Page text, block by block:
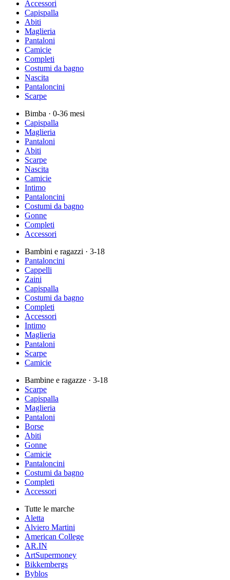
Accessori
Capispalla
Abiti
Maglieria
Pantaloni
Camicie
Completi
Costumi da bagno
Nascita
Pantaloncini
Scarpe
Bimba · 0-36 mesi
Capispalla
Maglieria
Pantaloni
Abiti
Scarpe
Nascita
Camicie
Intimo
Pantaloncini
Costumi da bagno
Gonne
Completi
Accessori
Bambini e ragazzi · 3-18
Pantaloncini
Cappelli
Zaini
Capispalla
Costumi da bagno
Completi
Accessori
Intimo
Maglieria
Pantaloni
Scarpe
Camicie
Bambine e ragazze · 3-18
Scarpe
Capispalla
Maglieria
Pantaloni
Borse
Abiti
Gonne
Camicie
Pantaloncini
Costumi da bagno
Completi
Accessori
Tutte le marche
Aletta
Alviero Martini
American College
AR.IN
ArtSupermoney
Bikkembergs
Byblos